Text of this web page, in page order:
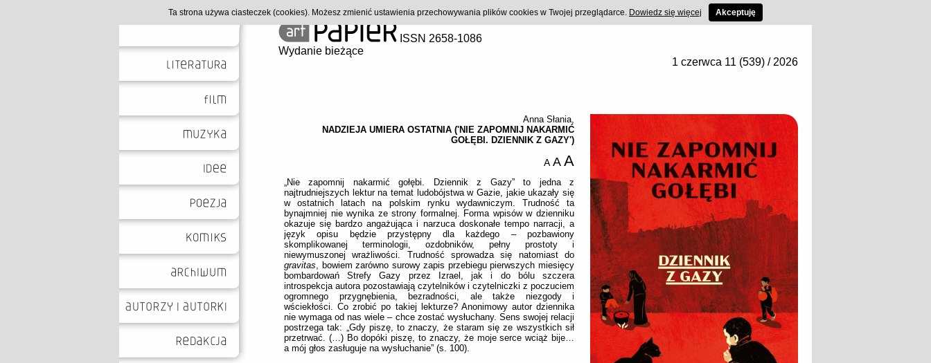
ISSN 2658-1086
Wydanie bieżące
1 czerwca 11 (539) / 2026
Anna Słania,
NADZIEJA UMIERA OSTATNIA ('NIE ZAPOMNIJ NAKARMIĆ
GOŁĘBI. DZIENNIK Z GAZY')
A A A
„Nie zapomnij nakarmić gołębi. Dziennik z Gazy” to jedna z
najtrudniejszych lektur na temat ludobójstwa w Gazie, jakie ukazały się
w ostatnich latach na polskim rynku wydawniczym. Trudność ta
bynajmniej nie wynika ze strony formalnej. Forma wpisów w dzienniku
okazuje się bardzo angażująca i narzuca doskonałe tempo narracji, a
język opisu będzie przystępny dla każdego – pozbawiony
skomplikowanej terminologii, ozdobników, pełny prostoty i
niewymuszonej wrażliwości. Trudność sprowadza się natomiast do
gravitas, bowiem zarówno surowy zapis przebiegu pierwszych miesięcy
bombardowań Strefy Gazy przez Izrael, jak i do bólu szczera
introspekcja autora pozostawiają czytelników i czytelniczki z poczuciem
ogromnego przygnębienia, bezradności, ale także niezgody i
wściekłości. Co zrobić po takiej lekturze? Anonimowy autor dziennika
nie wymaga od nas wiele – chce zostać wysłuchany. Sens swojej relacji
postrzega tak: „Gdy piszę, to znaczy, że staram się ze wszystkich sił
przetrwać. (…) Bo dopóki piszę, to znaczy, że moje serce wciąż bije…
a mój głos zasługuje na wysłuchanie” (s. 100).
Ta strona używa ciasteczek (cookies). Możesz zmienić ustawienia przechowywania plików cookies w Twojej przeglądarce. Dowiedz się więcej Akceptuję